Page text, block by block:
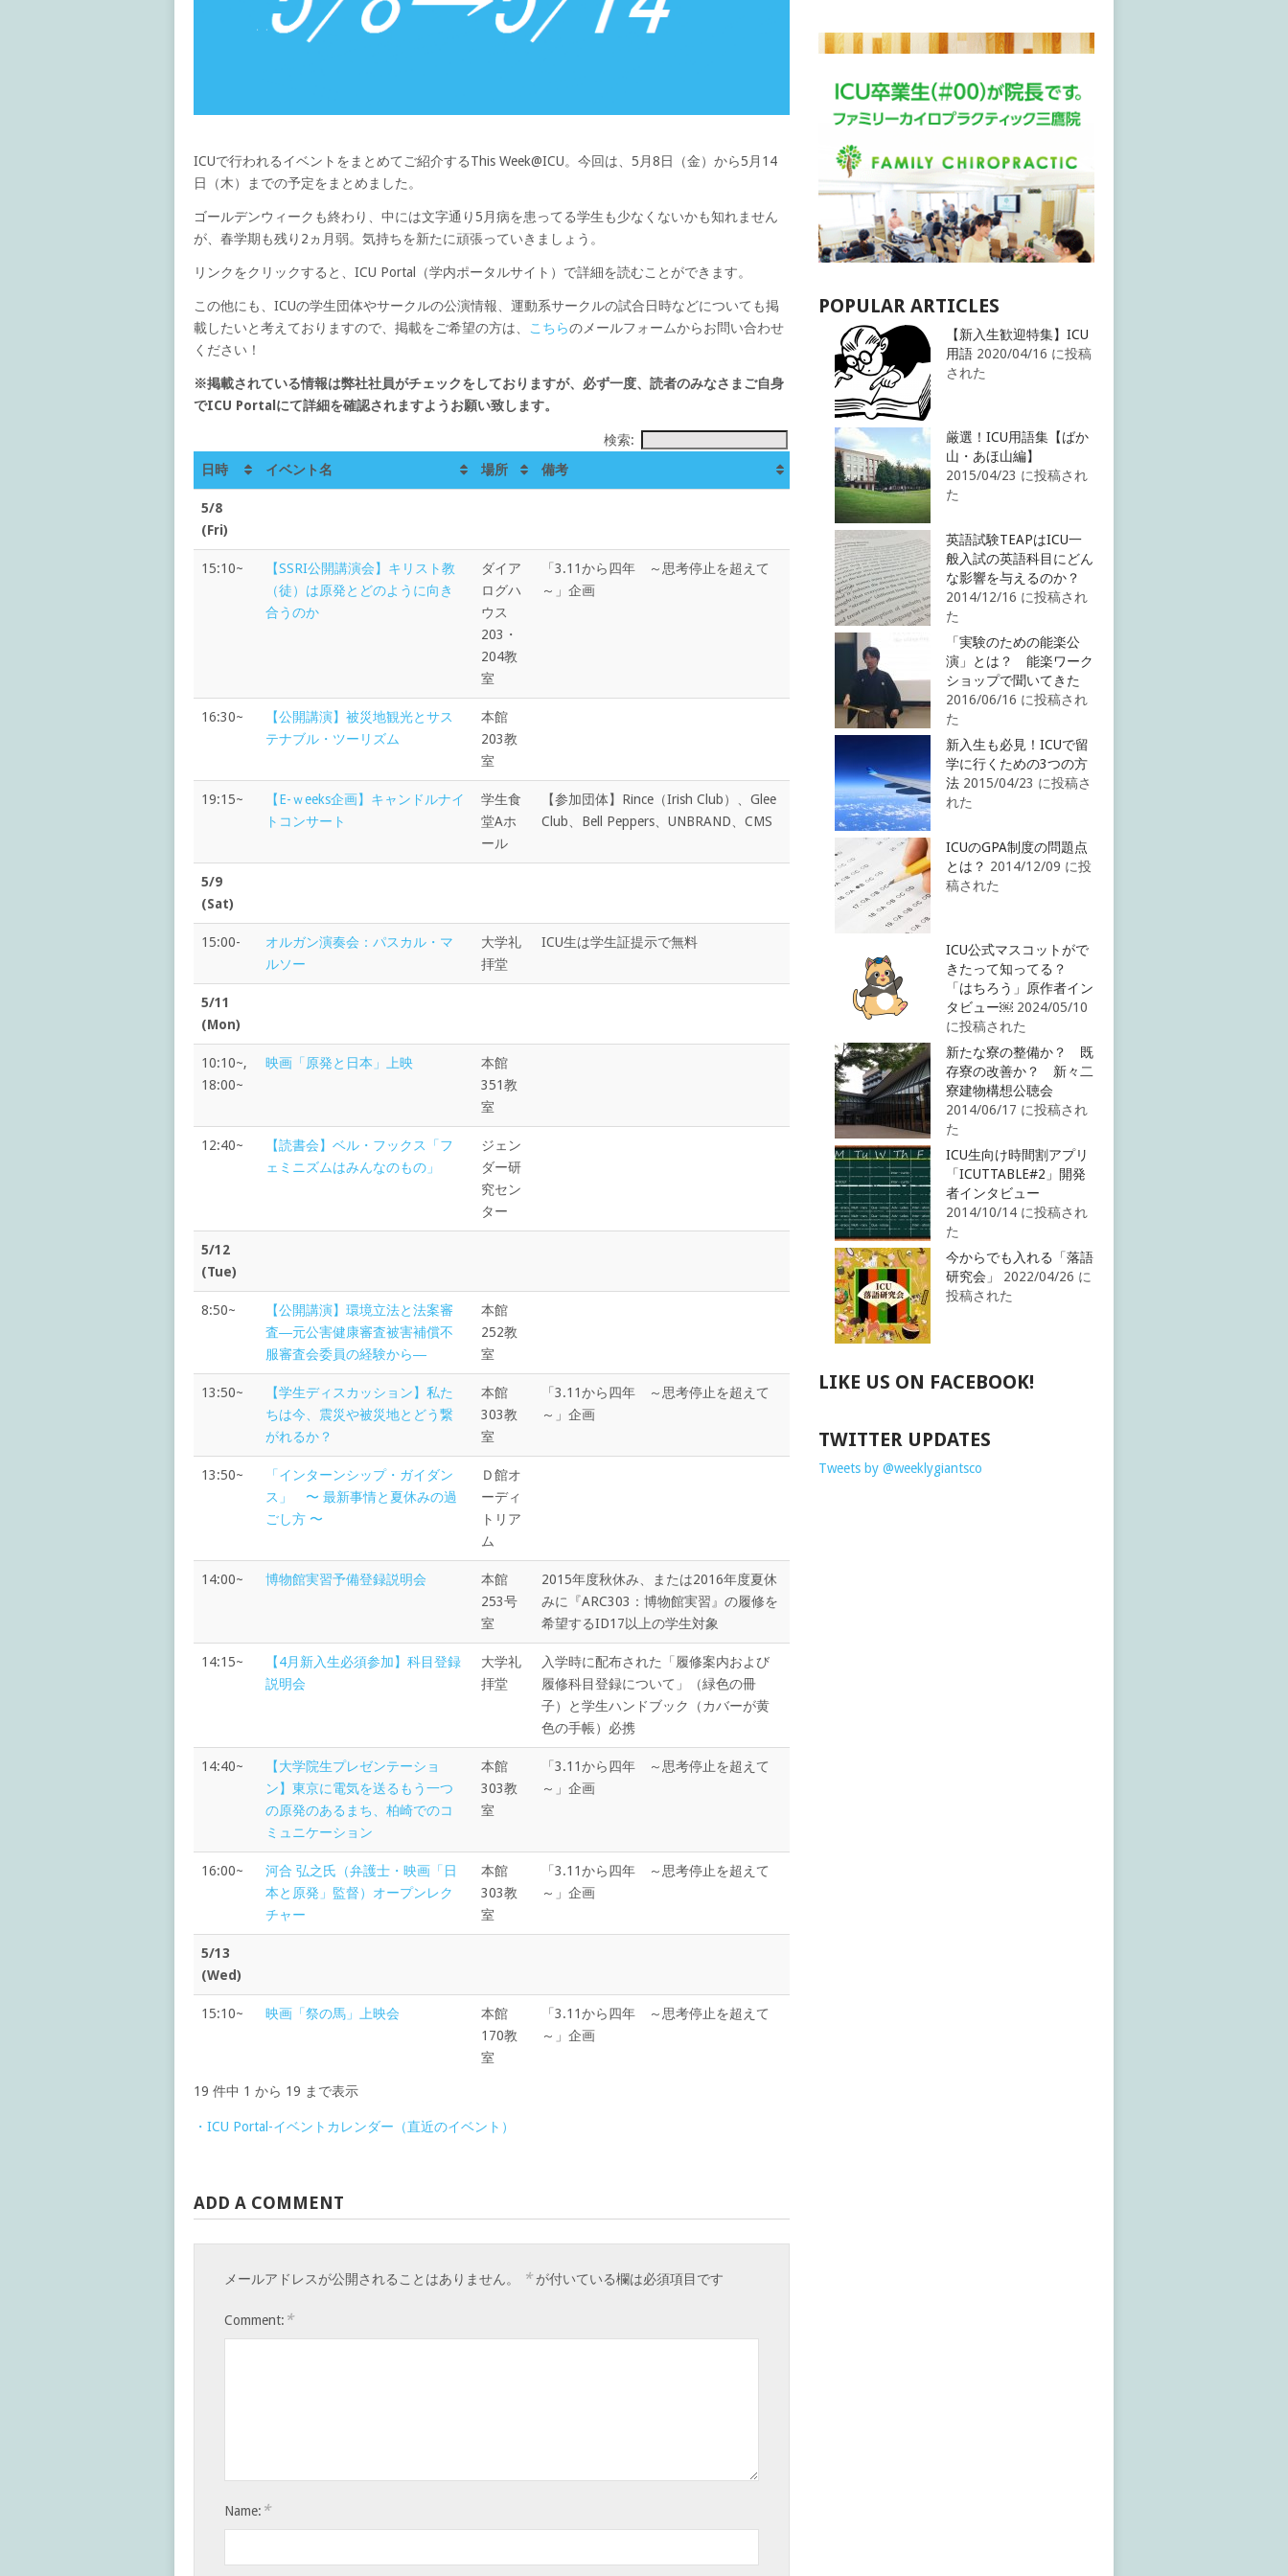
ICUで行われるイベントをまとめてご紹介するThis Week@ICU。今回は、5月8日（金）から5月14
日（木）までの予定をまとめました。
ゴールデンウィークも終わり、中には文字通り5月病を患ってる学生も少なくないかも知れません
が、春学期も残り2ヵ月弱。気持ちを新たに頑張っていきましょう。
リンクをクリックすると、ICU Portal（学内ポータルサイト）で詳細を読むことができます。
この他にも、ICUの学生団体やサークルの公演情報、運動系サークルの試合日時などについても掲
載したいと考えておりますので、掲載をご希望の方は、
こちらのメールフォームからお問い合わせ
ください！
※掲載されている情報は弊社社員がチェックをしておりますが、必ず一度、読者のみなさまご自身
でICU Portalにて詳細を確認されますようお願い致します。
検索:
日時
イベント名 場所 備考
5/8
(Fri)
15:10~
【SSRI公開講演会】キリスト教
（徒）は原発とどのように向き
合うのか
ダイア
ログハ
ウス
203・
204教
室
「3.11から四年 ～思考停止を超えて
～」企画
16:30~
【公開講演】被災地観光とサス
テナブル・ツーリズム
本館
203教
室
19:15~
【E-ｗeeks企画】キャンドルナイ
トコンサート
学生食
堂Aホ
ール
【参加団体】Rince（Irish Club）、Glee
Club、Bell Peppers、UNBRAND、CMS
5/9
(Sat)
15:00-
オルガン演奏会：パスカル・マ
ルソー
大学礼
拝堂
ICU生は学生証提示で無料
5/11
(Mon)
10:10~,
18:00~
映画「原発と日本」上映
本館
351教
室
12:40~
【読書会】ベル・フックス「フ
ェミニズムはみんなのもの」
ジェン
ダー研
究セン
ター
5/12
(Tue)
8:50~
【公開講演】環境立法と法案審
査―元公害健康審査被害補償不
服審査会委員の経験から―
本館
252教
室
13:50~
【学生ディスカッション】私た
ちは今、震災や被災地とどう繋
がれるか？
本館
303教
室
「3.11から四年 ～思考停止を超えて
～」企画
13:50~
「インターンシップ・ガイダン
ス」 〜 最新事情と夏休みの過
ごし方 〜
Ｄ館オ
ーディ
トリア
ム
14:00~ 博物館実習予備登録説明会
本館
253号
室
2015年度秋休み、または2016年度夏休
みに『ARC303：博物館実習』の履修を
希望するID17以上の学生対象
14:15~
【4月新入生必須参加】科目登録
説明会
大学礼
拝堂
入学時に配布された「履修案内および
履修科目登録について」（緑色の冊
子）と学生ハンドブック（カバーが黄
色の手帳）必携
14:40~
【大学院生プレゼンテーショ
ン】東京に電気を送るもう一つ
の原発のあるまち、柏崎でのコ
ミュニケーション
本館
303教
室
「3.11から四年 ～思考停止を超えて
～」企画
16:00~
河合 弘之氏（弁護士・映画「日
本と原発」監督）オープンレク
チャー
本館
303教
室
「3.11から四年 ～思考停止を超えて
～」企画
5/13
(Wed)
15:10~ 映画「祭の馬」上映会
本館
170教
室
「3.11から四年 ～思考停止を超えて
～」企画
19 件中 1 から 19 まで表示
・ICU Portal-イベントカレンダー（直近のイベント）
ADD A COMMENT
メールアドレスが公開されることはありません。 *が付いている欄は必須項目です
Comment: *
Name: *
POPULAR ARTICLES
【新入生歓迎特集】ICU
用語 2020/04/16 に投稿
された
厳選！ICU用語集【ばか
山・あほ山編】
2015/04/23 に投稿され
た
英語試験TEAPはICU一
般入試の英語科目にどん
な影響を与えるのか？
2014/12/16 に投稿され
た
「実験のための能楽公
演」とは？ 能楽ワーク
ショップで聞いてきた
2016/06/16 に投稿され
た
新入生も必見！ICUで留
学に行くための3つの方
法 2015/04/23 に投稿さ
れた
ICUのGPA制度の問題点
とは？ 2014/12/09 に投
稿された
ICU公式マスコットがで
きたって知ってる？
「はちろう」原作者イン
タビュー￼ 2024/05/10
に投稿された
新たな寮の整備か？ 既
存寮の改善か？ 新々二
寮建物構想公聴会
2014/06/17 に投稿され
た
ICU生向け時間割アプリ
「ICUTTABLE#2」開発
者インタビュー
2014/10/14 に投稿され
た
今からでも入れる「落語
研究会」
2022/04/26 に
投稿された
LIKE US ON FACEBOOK!
TWITTER UPDATES
Tweets by @weeklygiantsco